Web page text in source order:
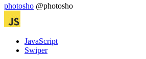
photosho @photosho
JavaScript
Swiper